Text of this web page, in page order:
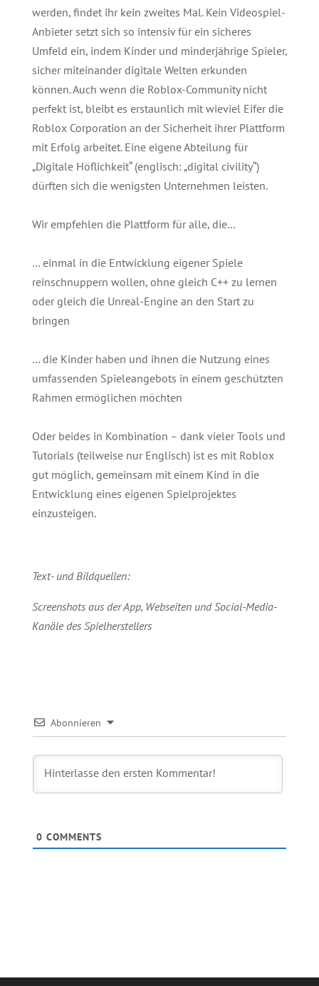
werden, findet ihr kein zweites Mal. Kein Videospiel-
Anbieter setzt sich so intensiv für ein sicheres
Umfeld ein, indem Kinder und minderjährige Spieler,
sicher miteinander digitale Welten erkunden
können. Auch wenn die Roblox-Community nicht
perfekt ist, bleibt es erstaunlich mit wieviel Eifer die
Roblox Corporation an der Sicherheit ihrer Plattform
mit Erfolg arbeitet. Eine eigene Abteilung für
„Digitale Höflichkeit“ (englisch: „digital civility“)
dürften sich die wenigsten Unternehmen leisten.
Wir empfehlen die Plattform für alle, die…
… einmal in die Entwicklung eigener Spiele
reinschnuppern wollen, ohne gleich C++ zu lernen
oder gleich die Unreal-Engine an den Start zu
bringen
… die Kinder haben und ihnen die Nutzung eines
umfassenden Spieleangebots in einem geschützten
Rahmen ermöglichen möchten
Oder beides in Kombination – dank vieler Tools und
Tutorials (teilweise nur Englisch) ist es mit Roblox
gut möglich, gemeinsam mit einem Kind in die
Entwicklung eines eigenen Spielprojektes
einzusteigen.
Text- und Bildquellen:
Screenshots aus der App, Webseiten und Social-Media-
Kanäle des Spielherstellers
Abonnieren
0 COMMENTS